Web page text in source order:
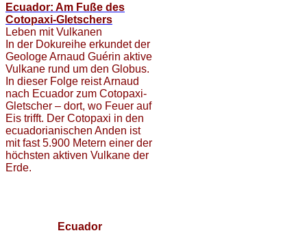
Ecuador: Am Fuße des
Cotopaxi-Gletschers
Leben mit Vulkanen
In der Dokureihe erkundet der
Geologe Arnaud Guérin aktive
Vulkane rund um den Globus.
In dieser Folge reist Arnaud
nach Ecuador zum Cotopaxi-
Gletscher – dort, wo Feuer auf
Eis trifft. Der Cotopaxi in den
ecuadorianischen Anden ist
mit fast 5.900 Metern einer der
höchsten aktiven Vulkane der
Erde.
Ecuador